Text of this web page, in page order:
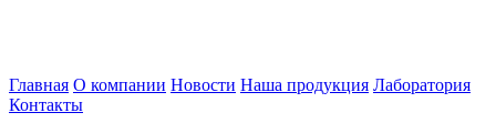
Главная О компании Новости Наша продукция Лаборатория
Контакты